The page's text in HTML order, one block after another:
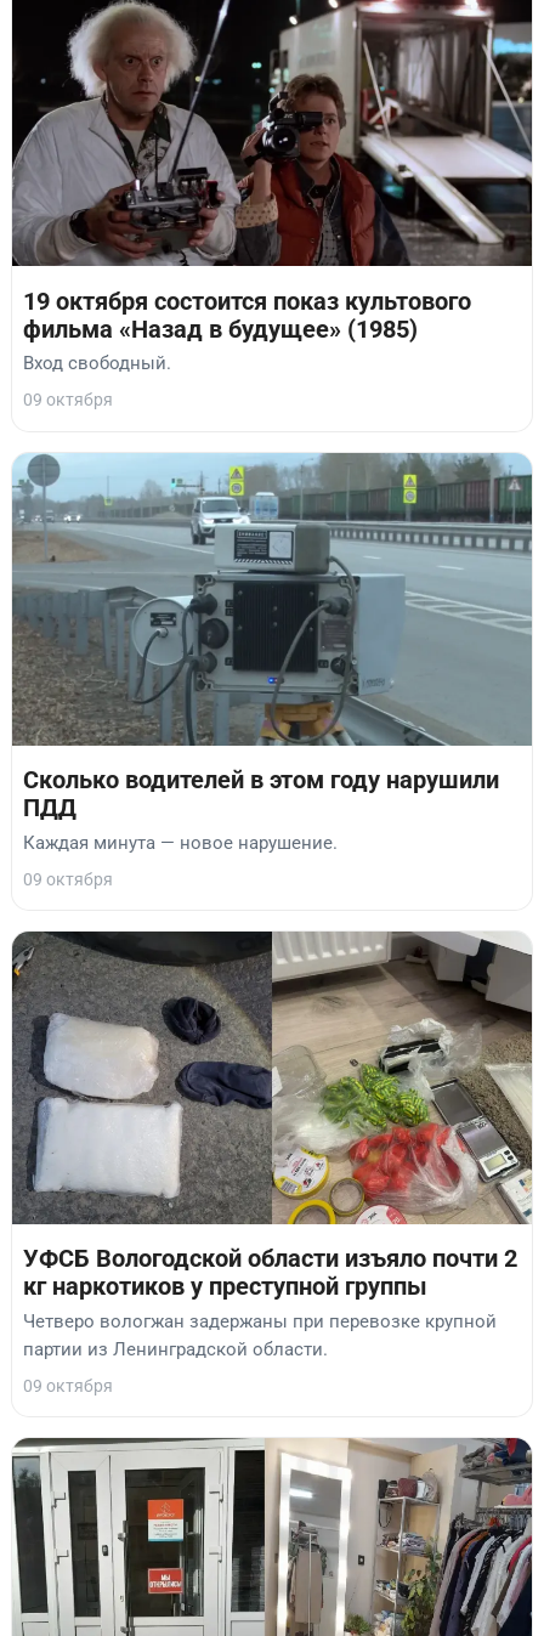
19 октября состоится показ культового
фильма «Назад в будущее» (1985)
Вход свободный.
09 октября
Сколько водителей в этом году нарушили
ПДД
Каждая минута — новое нарушение.
09 октября
УФСБ Вологодской области изъяло почти 2
кг наркотиков у преступной группы
Четверо вологжан задержаны при перевозке крупной
партии из Ленинградской области.
09 октября